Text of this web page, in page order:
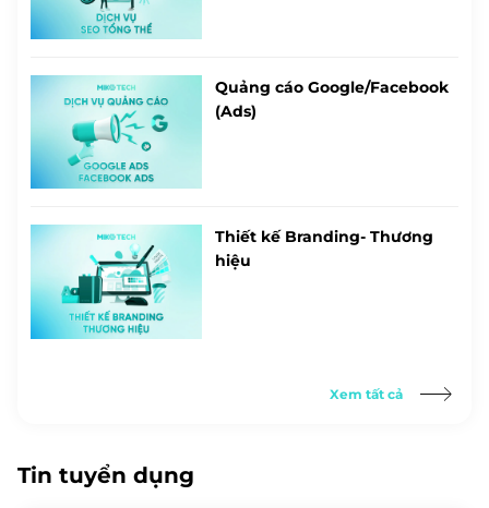
Quảng cáo Google/Facebook
(Ads)
Thiết kế Branding- Thương
hiệu
Xem tất cả
Tin tuyển dụng